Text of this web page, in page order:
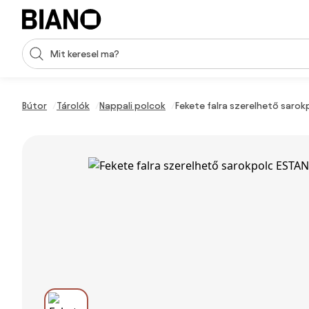
Navigáció kihagyása, ugrás a tartalomra
Keresési bevitel
Bútor Tárolók Nappali polcok Fekete falra szerelhető